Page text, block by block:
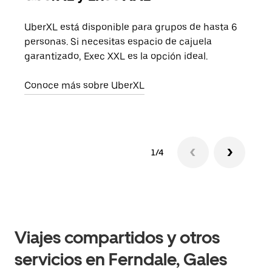
UberXL está disponible para grupos de hasta 6
personas. Si necesitas espacio de cajuela
garantizado, Exec XXL es la opción ideal.
Conoce más sobre UberXL
1/4
Viajes compartidos y otros
servicios en Ferndale, Gales